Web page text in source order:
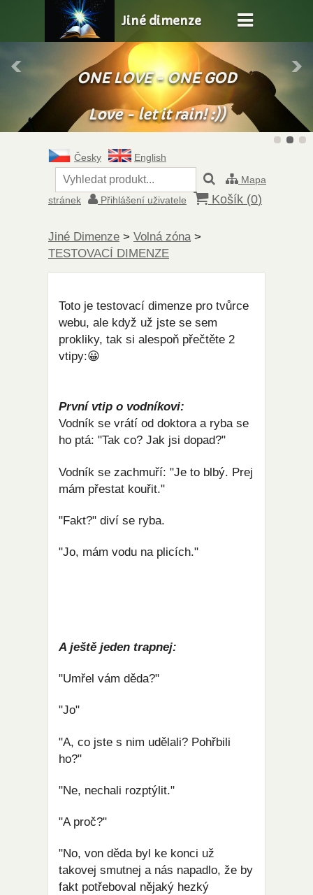
ONE LOVE - ONE GOD
Love - let it rain! :))
Jiné dimenze
Česky
English
Mapa
stránek
Přihlášení uživatele Košík (0)
Jiné Dimenze > Volná zóna >
TESTOVACÍ DIMENZE
Toto je testovací dimenze pro tvůrce
webu, ale když už jste se sem
prokliky, tak si alespoň přečtěte 2
vtipy:😀
První vtip o vodníkovi:
Vodník se vrátí od doktora a ryba se
ho ptá: "Tak co? Jak jsi dopad?"
Vodník se zachmuří: "Je to blbý. Prej
mám přestat kouřit."
"Fakt?" diví se ryba.
"Jo, mám vodu na plicích."
A ještě jeden trapnej:
"Umřel vám děda?"
"Jo"
"A, co jste s nim udělali? Pohřbili
ho?"
"Ne, nechali rozptýlit."
"A proč?"
"No, von děda byl ke konci už
takovej smutnej a nás napadlo, že by
fakt potřeboval nějaký hezký